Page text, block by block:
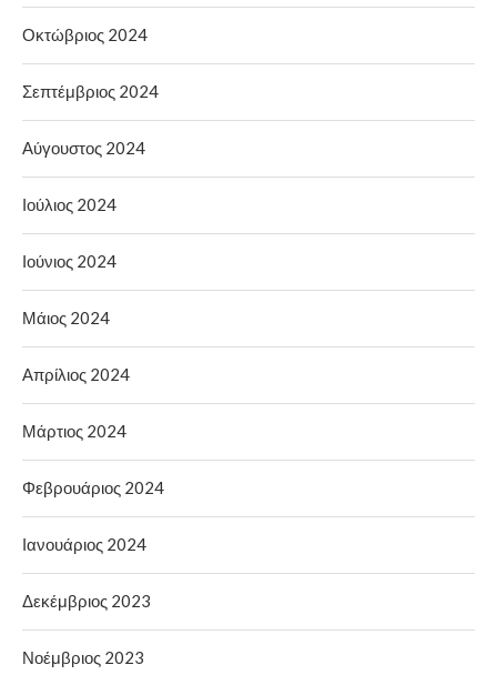
Οκτώβριος 2024
Σεπτέμβριος 2024
Αύγουστος 2024
Ιούλιος 2024
Ιούνιος 2024
Μάιος 2024
Απρίλιος 2024
Μάρτιος 2024
Φεβρουάριος 2024
Ιανουάριος 2024
Δεκέμβριος 2023
Νοέμβριος 2023